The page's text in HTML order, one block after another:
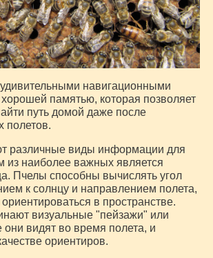
навигационными
памятью, которая позволяет
путь домой даже после
полетов.
различные виды информации для
из наиболее важных является
Пчелы способны вычислять угол
к солнцу и направлением полета,
в пространстве.
визуальные "пейзажи" или
они видят во время полета, и
ориентиров.